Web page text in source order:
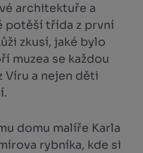
architektuře a
potěší třída z první
zkusí, jaké bylo
muzea se každou
a nejen děti
domu malíře Karla
rybníka, kde si